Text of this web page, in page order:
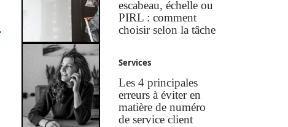
escabeau, échelle ou
PIRL : comment
choisir selon la tâche
Services
Les 4 principales
erreurs à éviter en
matière de numéro
de service client